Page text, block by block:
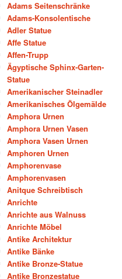
Adams Seitenschränke
Adams-Konsolentische
Adler Statue
Affe Statue
Affen-Trupp
Ägyptische Sphinx-Garten-
Statue
Amerikanischer Steinadler
Amerikanisches Ölgemälde
Amphora Urnen
Amphora Urnen Vasen
Amphora Vasen Urnen
Amphoren Urnen
Amphorenvase
Amphorenvasen
Anitque Schreibtisch
Anrichte
Anrichte aus Walnuss
Anrichte Möbel
Antike Architektur
Antike Bänke
Antike Bronze-Statue
Antike Bronzestatue